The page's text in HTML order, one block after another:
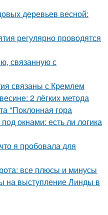
деревьев весной:
регулярно проводятся
связанную с
связаны с Кремлем
2 лёгких метода
"Поклонная гора
окнами: есть ли логика
я пробовала для
все плюсы и минусы
на выступление Линды в